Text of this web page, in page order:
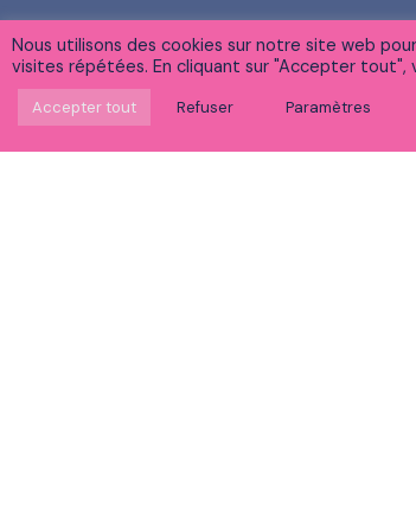
Nous utilisons des cookies sur notre site web
visites répétées. En cliquant sur "Accepter
Accepter tout Refuser Paramètres